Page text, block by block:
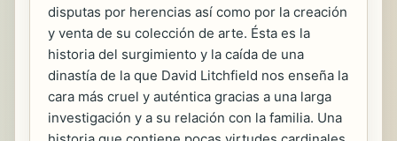
disputas por herencias así como por la creación
y venta de su colección de arte. Ésta es la
historia del surgimiento y la caída de una
dinastía de la que David Litchfield nos enseña la
cara más cruel y auténtica gracias a una larga
investigación y a su relación con la familia. Una